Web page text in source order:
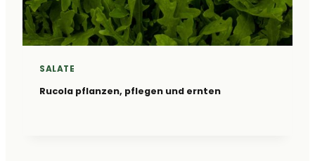
SALATE
Rucola pflanzen, pflegen und ernten